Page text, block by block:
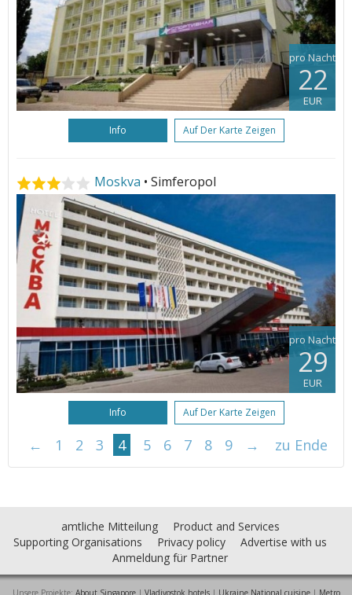
pro Nacht
22
EUR
Info Auf Der Karte Zeigen
Moskva • Simferopol
pro Nacht
29
EUR
Info Auf Der Karte Zeigen
← 1 2 3 4 5 6 7 8 9 → zu Ende
amtliche Mitteilung
Product and Services
Supporting Organisations
Privacy policy
Advertise with us
Anmeldung für Partner
Unsere Projekte: About Singapore| Vladivostok hotels| Ukraine National cuisine| Metro